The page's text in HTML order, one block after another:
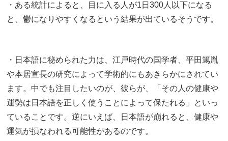
・ある統計によると、目に入る人が1日300人以下になる
と、鬱になりやすくなるという結果が出ているそうです。
・日本語に秘められた力は、江戸時代の国学者、平田篤胤
や本居宣長の研究によって学術的にもあきらかにされてい
ます。中でも注目したいのが、彼らが、「その人の健康や
運勢は日本語を正しく使うことによって保たれる」といっ
ていることです。逆にいえば、日本語が崩れると、健康や
運気が損なわれる可能性があるのです。